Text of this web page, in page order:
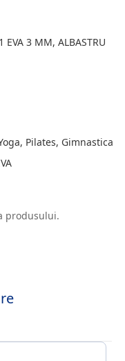
EVA 3 MM, ALBASTRU
Pilates, Gimnastica
produsului.